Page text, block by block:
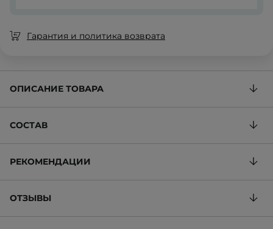
Гарантия и политика возврата
ОПИСАНИЕ ТОВАРА
СОСТАВ
РЕКОМЕНДАЦИИ
ОТЗЫВЫ